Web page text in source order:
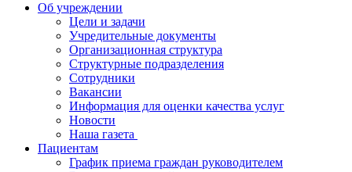
Об учреждении
Цели и задачи
Учредительные документы
Организационная структура
Структурные подразделения
Сотрудники
Вакансии
Информация для оценки качества услуг
Новости
​​Наша газета
Пациентам
График приема граждан руководителем